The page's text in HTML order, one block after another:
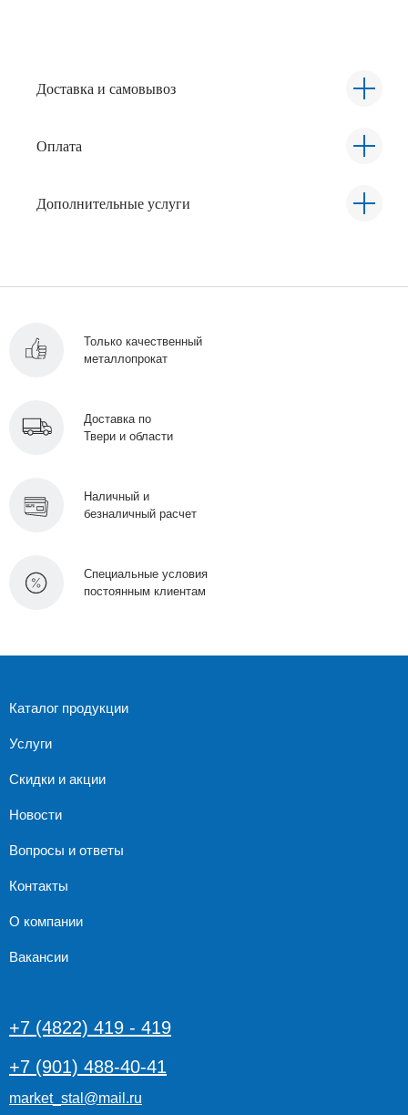
Доставка и самовывоз
Оплата
Дополнительные услуги
Только качественный
металлопрокат
Доставка по
Твери и области
Специальные условия
постоянным клиентам
Наличный и
безналичный расчет
Каталог продукции
Услуги
Скидки и акции
Новости
Вопросы и ответы
Контакты
О компании
Вакансии
+7 (4822) 419 - 419
+7 (901) 488-40-41
market_stal@mail.ru